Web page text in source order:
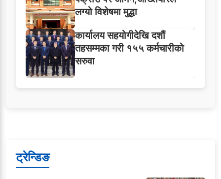
लग्यो विशेषमा मुद्धा
कार्यालय सहयोगीदेखि दशौं
तहसम्मका गरी १५५ कर्मचारीको
सरुवा
ट्रेन्डिङ